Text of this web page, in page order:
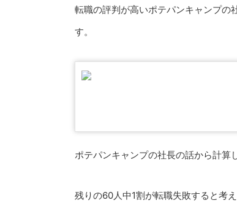
転職の評判が高いポテパンキャンプの
す。
ポテパンキャンプの社長の話から計算
残りの60人中1割が転職失敗すると考